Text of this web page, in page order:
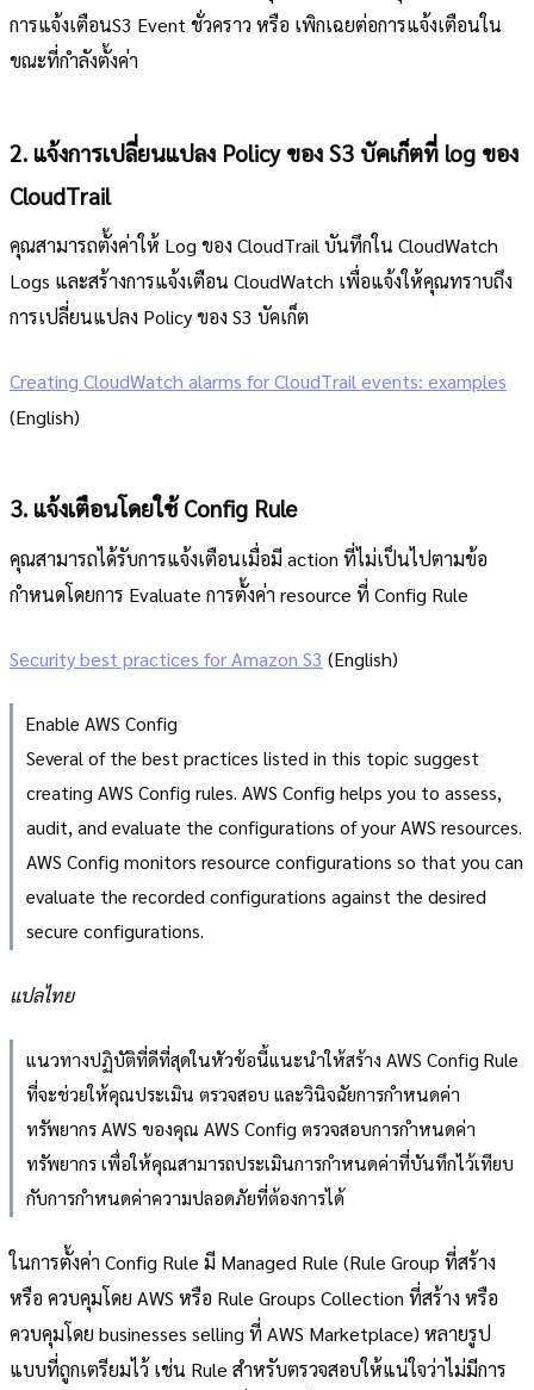
การแจ้งเตือนS3 Event ชั่วคราว หรือ เพิกเฉยต่อการแจ้งเตือนใน
ขณะที่กำลังตั้งค่า
2. แจ้งการเปลี่ยนแปลง Policy ของ S3 บัคเก็ตที่ log ของ
CloudTrail
คุณสามารถตั้งค่าให้ Log ของ CloudTrail บันทึกใน CloudWatch
Logs และสร้างการแจ้งเตือน CloudWatch เพื่อแจ้งให้คุณทราบถึง
การเปลี่ยนแปลง Policy ของ S3 บัคเก็ต
Creating CloudWatch alarms for CloudTrail events: examples
(English)
3. แจ้งเตือนโดยใช้ Config Rule
คุณสามารถได้รับการแจ้งเตือนเมื่อมี action ที่ไม่เป็นไปตามข้อ
กำหนดโดยการ Evaluate การตั้งค่า resource ที่ Config Rule
Security best practices for Amazon S3 (English)
Enable AWS Config
Several of the best practices listed in this topic suggest
creating AWS Config rules. AWS Config helps you to assess,
audit, and evaluate the configurations of your AWS resources.
AWS Config monitors resource configurations so that you can
evaluate the recorded configurations against the desired
secure configurations.
แปลไทย
แนวทางปฏิบัติที่ดีที่สุดในหัวข้อนี้แนะนำให้สร้าง AWS Config Rule
ที่จะช่วยให้คุณประเมิน ตรวจสอบ และวินิจฉัยการกำหนดค่า
ทรัพยากร AWS ของคุณ AWS Config ตรวจสอบการกำหนดค่า
ทรัพยากร เพื่อให้คุณสามารถประเมินการกำหนดค่าที่บันทึกไว้เทียบ
กับการกำหนดค่าความปลอดภัยที่ต้องการได้
ในการตั้งค่า Config Rule มี Managed Rule (Rule Group ที่สร้าง
หรือ ควบคุมโดย AWS หรือ Rule Groups Collection ที่สร้าง หรือ
ควบคุมโดย businesses selling ที่ AWS Marketplace) หลายรูป
แบบที่ถูกเตรียมไว้ เช่น Rule สำหรับตรวจสอบให้แน่ใจว่าไม่มีการ